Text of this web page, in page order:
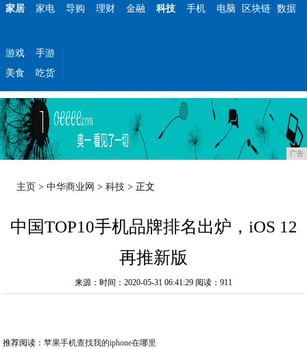
家居 家电 导购 理财 金融 科技 手机 电脑 区块链 数据
游戏
手游
美食
吃货
广告
主页 >中华商业网 >科技 > 正文
中国TOP10手机品牌排名出炉，iOS 12
再推新版
来源：时间：2020-05-31 06:41:29 阅读：911
推荐阅读：苹果手机查找我的iphone在哪里